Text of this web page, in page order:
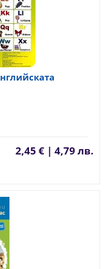
2,45 € | 4,79 лв.